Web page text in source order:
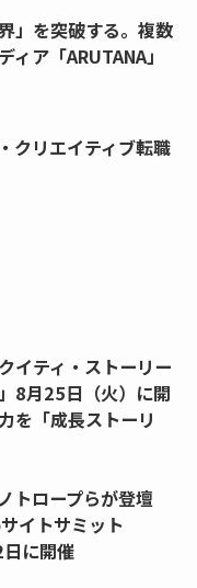
」を突破する。複数
ィア「ARUTANA」
クリエイティブ転職
イティ・ストーリー
8月25日（火）に開
「成長ストーリ
トロープらが登壇
イトサミット
に開催